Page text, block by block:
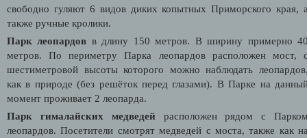
свободно гуляют 6 видов диких копытных Приморского края,
также ручные кролики.
Парк леопардов в длину 150 метров. В ширину примерно
метров. По периметру Парка леопардов расположен мост,
шестиметровой высоты которого можно наблюдать
как в природе (без решёток перед глазами). В Парке на
момент проживает 2 леопарда.
Парк гималайских медведей расположен рядом с
леопардов. Посетители смотрят медведей с моста, также как